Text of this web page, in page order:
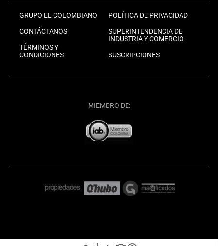
GRUPO EL COLOMBIANO
CONTÁCTANOS
TÉRMINOS Y
CONDICIONES
POLÍTICA DE PRIVACIDAD
SUPERINTENDENCIA DE
INDUSTRIA Y COMERCIO
SUSCRIPCIONES
MIEMBRO DE: